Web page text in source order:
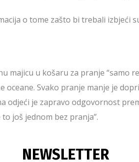
o tome zašto bi trebali izbjeći
majicu u košaru za pranje “samo
oceane. Svako pranje manje je
odjeći je zapravo odgovornost
još jednom bez pranja”.
NEWSLETTER